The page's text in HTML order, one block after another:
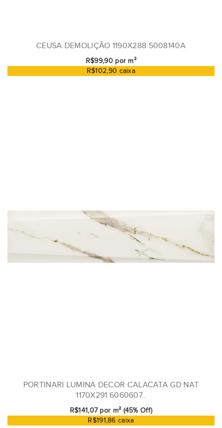
CEUSA DEMOLIÇÃO 1190X288 5008140A
R$99,90 por m²
R$102,90 caixa
PORTINARI LUMINA DECOR CALACATA GD NAT
1170X291 6060607..
R$141,07 por m² (45% Off)
R$191,86 caixa